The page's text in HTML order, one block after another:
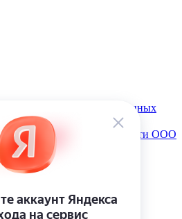
обработку персональных данных
политику конфиденциальности ООО